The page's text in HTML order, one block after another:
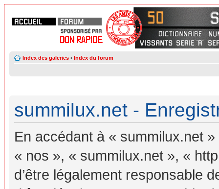
Index des galeries • Index du forum
summilux.net -
En accédant à « summilux.net
« nos », « summilux.net », «
d’être légalement responsable